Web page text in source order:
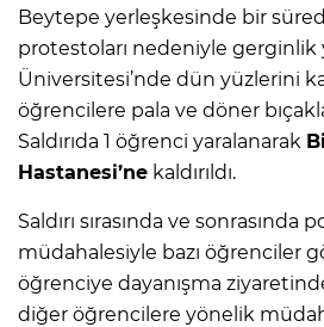
Beytepe yerleşkesinde bir
protestoları nedeniyle gerginlik
Üniversitesi’nde dün yüzlerini
öğrencilere pala ve döner
Saldırıda 1 öğrenci yaralanarak
Hastanesi’ne kaldırıldı.
Saldırı sırasında ve sonrasında
müdahalesiyle bazı öğrenciler
öğrenciye dayanışma
diğer öğrencilere yönelik